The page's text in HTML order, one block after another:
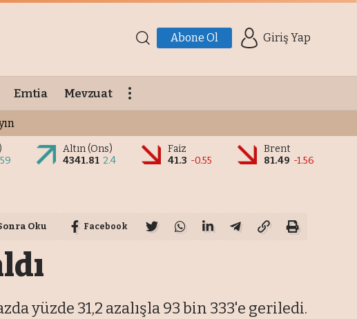
Abone Ol Giriş Yap
Emtia Mevzuat
Altın (Ons)
4341.81 2.4
Faiz
41.3 -0.55
Brent
81.49 -1.56
Oku Facebook
yüzde 31,2 azalışla 93 bin 333'e geriledi.